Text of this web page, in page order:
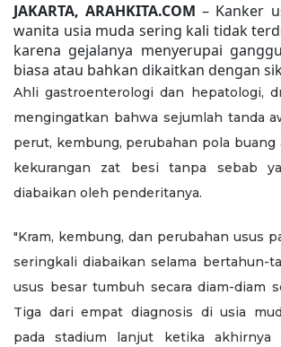
JAKARTA, ARAHKITA.COM – Kanker
wanita usia muda sering kali tidak
karena gejalanya menyerupai
biasa atau bahkan dikaitkan dengan
Ahli gastroenterologi dan hepatologi,
mengingatkan bahwa sejumlah tanda
perut, kembung, perubahan pola buang
kekurangan zat besi tanpa sebab
diabaikan oleh penderitanya.
"Kram, kembung, dan perubahan usus
seringkali diabaikan selama bertahun-
usus besar tumbuh secara diam-diam
Tiga dari empat diagnosis di usia
pada stadium lanjut ketika akhirnya